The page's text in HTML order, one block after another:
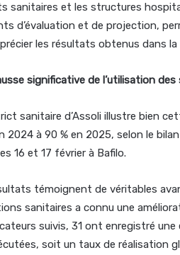
sanitaires et les structures
d’évaluation et de projection,
les résultats obtenus dans
significative de l’utilisation
sanitaire d’Assoli illustre bien
2024 à 90 % en 2025, selon le
16 et 17 février à Bafilo.
témoignent de véritables
sanitaires a connu une
suivis, 31 ont enregistré
soit un taux de réalisation